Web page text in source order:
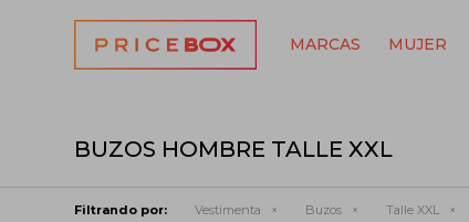
MARCAS MUJER
BUZOS HOMBRE TALLE XXL
Filtrando por: Vestimenta Buzos Talle XXL